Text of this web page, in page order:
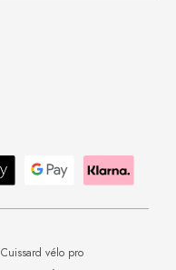
Cuissard vélo pro